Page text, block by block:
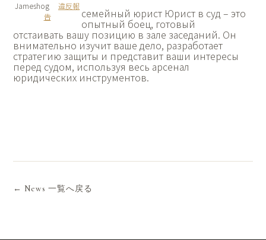
Jameshog
違反報
告
семейный юрист Юрист в суд – это
опытный боец, готовый
отстаивать вашу позицию в зале заседаний. Он
внимательно изучит ваше дело, разработает
стратегию защиты и представит ваши интересы
перед судом, используя весь арсенал
юридических инструментов.
← News 一覧へ戻る